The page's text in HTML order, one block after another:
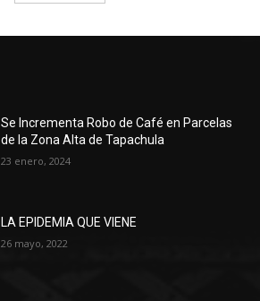
Se Incrementa Robo de Café en Parcelas
de la Zona Alta de Tapachula
23 enero, 2024
LA EPIDEMIA QUE VIENE
26 mayo, 2022